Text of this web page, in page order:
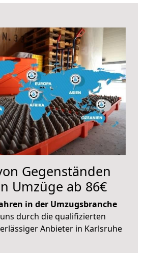
Gegenständen
Umzüge ab 86€
in der Umzugsbranche
durch die qualifizierten
Anbieter in Karlsruhe